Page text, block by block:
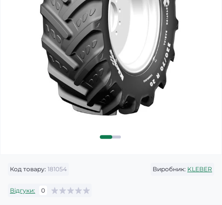
Код товару: 181054 Виробник: KLEBER
Відгуки: 0